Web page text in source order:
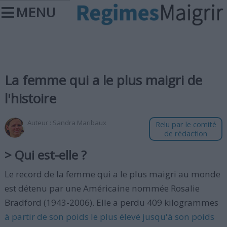
MENU
La femme qui a le plus maigri de
l'histoire
Auteur : Sandra Maribaux
Relu par le comité
de rédaction
> Qui est-elle ?
Le record de la femme qui a le plus maigri au monde
est détenu par une Américaine nommée Rosalie
Bradford (1943-2006). Elle a perdu 409 kilogrammes
à partir de son poids le plus élevé jusqu'à son poids